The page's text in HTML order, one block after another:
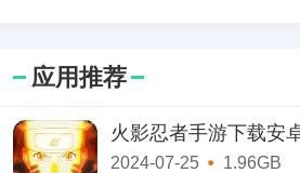
应用推荐
火影忍者手游下载安
费最新版
2024-07-25 1.96GB